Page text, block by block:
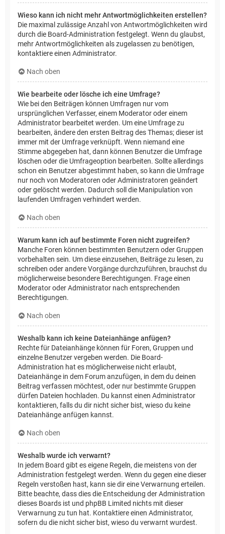
Wieso kann ich nicht mehr Antwortmöglichkeiten erstellen?
Die maximal zulässige Anzahl von Antwortmöglichkeiten wird
durch die Board-Administration festgelegt. Wenn du glaubst,
mehr Antwortmöglichkeiten als zugelassen zu benötigen,
kontaktiere einen Administrator.
Nach oben
Wie bearbeite oder lösche ich eine Umfrage?
Wie bei den Beiträgen können Umfragen nur vom
ursprünglichen Verfasser, einem Moderator oder einem
Administrator bearbeitet werden. Um eine Umfrage zu
bearbeiten, ändere den ersten Beitrag des Themas; dieser ist
immer mit der Umfrage verknüpft. Wenn niemand eine
Stimme abgegeben hat, dann können Benutzer die Umfrage
löschen oder die Umfrageoption bearbeiten. Sollte allerdings
schon ein Benutzer abgestimmt haben, so kann die Umfrage
nur noch von Moderatoren oder Administratoren geändert
oder gelöscht werden. Dadurch soll die Manipulation von
laufenden Umfragen verhindert werden.
Nach oben
Warum kann ich auf bestimmte Foren nicht zugreifen?
Manche Foren können bestimmten Benutzern oder Gruppen
vorbehalten sein. Um diese einzusehen, Beiträge zu lesen, zu
schreiben oder andere Vorgänge durchzuführen, brauchst du
möglicherweise besondere Berechtigungen. Frage einen
Moderator oder Administrator nach entsprechenden
Berechtigungen.
Nach oben
Weshalb kann ich keine Dateianhänge anfügen?
Rechte für Dateianhänge können für Foren, Gruppen und
einzelne Benutzer vergeben werden. Die Board-
Administration hat es möglicherweise nicht erlaubt,
Dateianhänge in dem Forum anzufügen, in dem du deinen
Beitrag verfassen möchtest, oder nur bestimmte Gruppen
dürfen Dateien hochladen. Du kannst einen Administrator
kontaktieren, falls du dir nicht sicher bist, wieso du keine
Dateianhänge anfügen kannst.
Nach oben
Weshalb wurde ich verwarnt?
In jedem Board gibt es eigene Regeln, die meistens von der
Administration festgelegt werden. Wenn du gegen eine dieser
Regeln verstoßen hast, kann sie dir eine Verwarnung erteilen.
Bitte beachte, dass dies die Entscheidung der Administration
dieses Boards ist und phpBB Limited nichts mit dieser
Verwarnung zu tun hat. Kontaktiere einen Administrator,
sofern du die nicht sicher bist, wieso du verwarnt wurdest.